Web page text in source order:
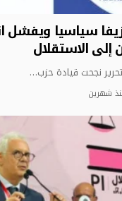
سياسيا ويفشل
إلى الاستقلال
…
شهرين